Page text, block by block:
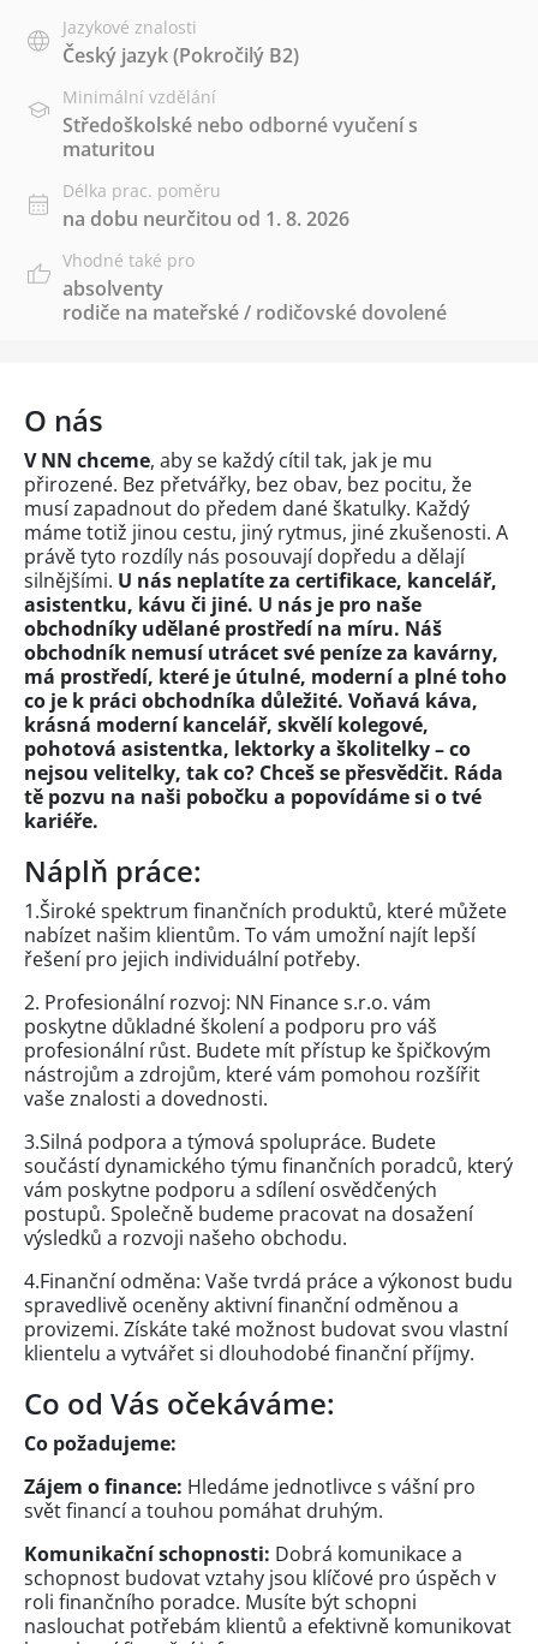
Jazykové znalosti
Český jazyk(Pokročilý B2)
Minimální vzdělání
Středoškolské nebo odborné vyučení s
maturitou
Délka prac. poměru
na dobu neurčitou od 1. 8. 2026
Vhodné také pro
absolventy
rodiče na mateřské / rodičovské dovolené
O nás
V NN chceme, aby se každý cítil tak, jak je mu
přirozené. Bez přetvářky, bez obav, bez pocitu, že
musí zapadnout do předem dané škatulky. Každý
máme totiž jinou cestu, jiný rytmus, jiné zkušenosti. A
právě tyto rozdíly nás posouvají dopředu a dělají
silnějšími. U nás neplatíte za certifikace, kancelář,
asistentku, kávu či jiné. U nás je pro naše
obchodníky udělané prostředí na míru. Náš
obchodník nemusí utrácet své peníze za kavárny,
má prostředí, které je útulné, moderní a plné toho
co je k práci obchodníka důležité. Voňavá káva,
krásná moderní kancelář, skvělí kolegové,
pohotová asistentka, lektorky a školitelky – co
nejsou velitelky, tak co? Chceš se přesvědčit. Ráda
tě pozvu na naši pobočku a popovídáme si o tvé
kariéře.
Náplň práce:
1.Široké spektrum finančních produktů, které můžete
nabízet našim klientům. To vám umožní najít lepší
řešení pro jejich individuální potřeby.
2. Profesionální rozvoj: NN Finance s.r.o. vám
poskytne důkladné školení a podporu pro váš
profesionální růst. Budete mít přístup ke špičkovým
nástrojům a zdrojům, které vám pomohou rozšířit
vaše znalosti a dovednosti.
3.Silná podpora a týmová spolupráce. Budete
součástí dynamického týmu finančních poradců, který
vám poskytne podporu a sdílení osvědčených
postupů. Společně budeme pracovat na dosažení
výsledků a rozvoji našeho obchodu.
4.Finanční odměna: Vaše tvrdá práce a výkonost budu
spravedlivě oceněny aktivní finanční odměnou a
provizemi. Získáte také možnost budovat svou vlastní
klientelu a vytvářet si dlouhodobé finanční příjmy.
Co od Vás očekáváme:
Co požadujeme:
Zájem o finance: Hledáme jednotlivce s vášní pro
svět financí a touhou pomáhat druhým.
Komunikační schopnosti: Dobrá komunikace a
schopnost budovat vztahy jsou klíčové pro úspěch v
roli finančního poradce. Musíte být schopni
naslouchat potřebám klientů a efektivně komunikovat